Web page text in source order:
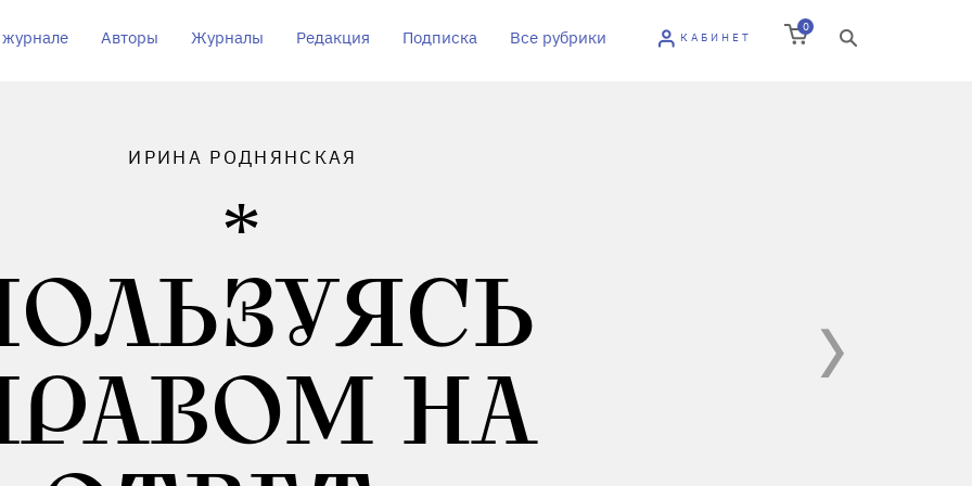
Авторы Журналы Редакция Подписка Все рубрики КАБИНЕТ
0
ИРИНА РОДНЯНСКАЯ
НА